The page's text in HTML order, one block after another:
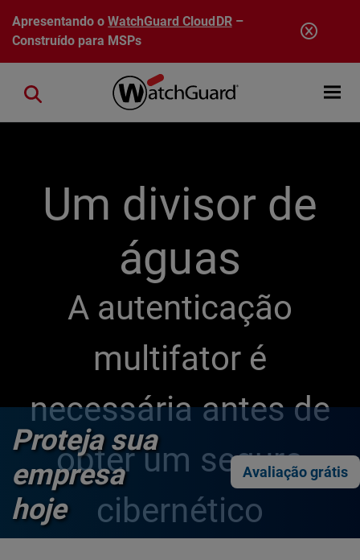
Pular para o conteúdo principal
Apresentando oWatchGuard CloudDR–
Construído para MSPs
Open
Close search
Um divisor de
águas
A autenticação
multifator é
necessária antes de
obter um seguro
cibernético
Proteja sua
empresa
hoje
Avaliação grátis